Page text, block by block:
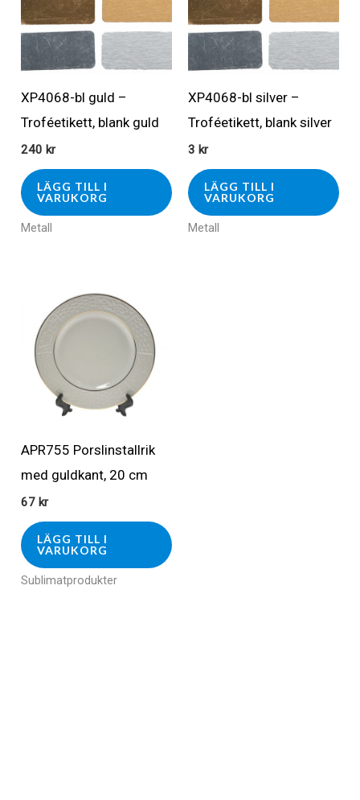
XP4068-bl guld –
Troféetikett, blank guld
240 kr
LÄGG TILL I
VARUKORG
Metall
XP4068-bl silver –
Troféetikett, blank silver
3 kr
LÄGG TILL I
VARUKORG
Metall
APR755 Porslinstallrik
med guldkant, 20 cm
67 kr
LÄGG TILL I
VARUKORG
Sublimatprodukter